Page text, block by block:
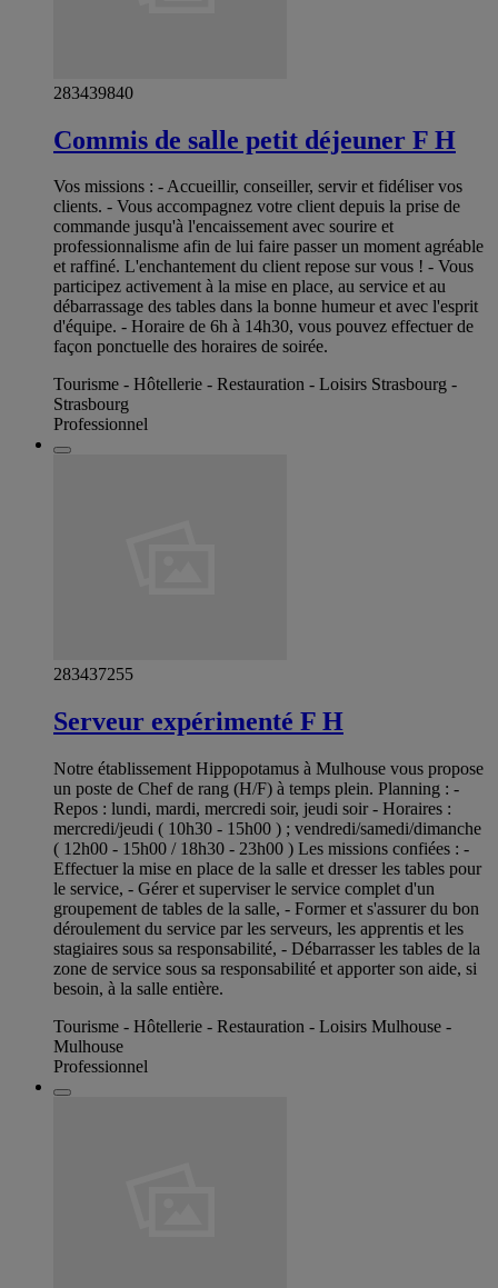
283439840
Commis de salle petit déjeuner F H
Vos missions : - Accueillir, conseiller, servir et fidéliser vos
clients. - Vous accompagnez votre client depuis la prise de
commande jusqu'à l'encaissement avec sourire et
professionnalisme afin de lui faire passer un moment agréable
et raffiné. L'enchantement du client repose sur vous ! - Vous
participez activement à la mise en place, au service et au
débarrassage des tables dans la bonne humeur et avec l'esprit
d'équipe. - Horaire de 6h à 14h30, vous pouvez effectuer de
façon ponctuelle des horaires de soirée.
Tourisme - Hôtellerie - Restauration - Loisirs Strasbourg -
Strasbourg
Professionnel
283437255
Serveur expérimenté F H
Notre établissement Hippopotamus à Mulhouse vous propose
un poste de Chef de rang (H/F) à temps plein. Planning : -
Repos : lundi, mardi, mercredi soir, jeudi soir - Horaires :
mercredi/jeudi ( 10h30 - 15h00 ) ; vendredi/samedi/dimanche
( 12h00 - 15h00 / 18h30 - 23h00 ) Les missions confiées : -
Effectuer la mise en place de la salle et dresser les tables pour
le service, - Gérer et superviser le service complet d'un
groupement de tables de la salle, - Former et s'assurer du bon
déroulement du service par les serveurs, les apprentis et les
stagiaires sous sa responsabilité, - Débarrasser les tables de la
zone de service sous sa responsabilité et apporter son aide, si
besoin, à la salle entière.
Tourisme - Hôtellerie - Restauration - Loisirs Mulhouse -
Mulhouse
Professionnel